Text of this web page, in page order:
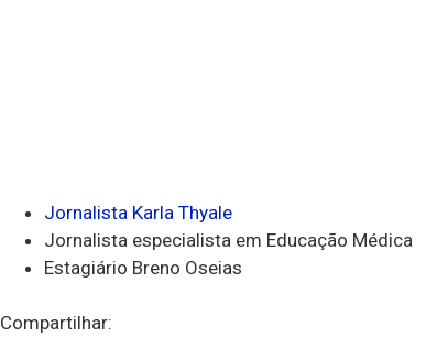
Jornalista Karla Thyale
Jornalista especialista em Educação Médica
Estagiário Breno Oseias
Compartilhar: